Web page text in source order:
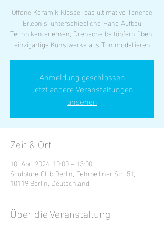
Offene Keramik Klasse, das ultimative Tonerde
Erlebnis: unterschiedliche Hand Aufbau
Techniken erlernen, Drehscheibe töpfern üben,
Anmeldung geschlossen
Jetzt andere Veranstaltungen
ansehen
Zeit & Ort
10. Apr. 2024, 10:00 – 13:00
Sculpture Club Berlin, Fehrbelliner Str. 51,
10119 Berlin, Deutschland
Über die Veranstaltung